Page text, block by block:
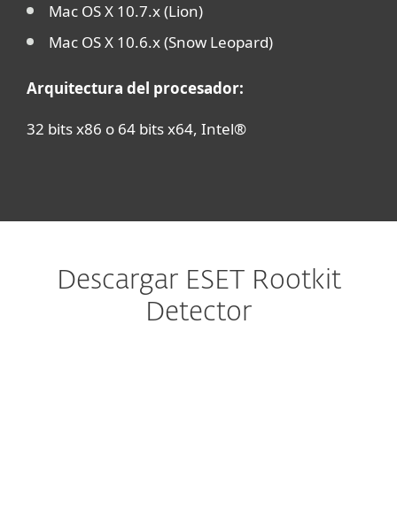
Mac OS X 10.7.x (Lion)
Mac OS X 10.6.x (Snow Leopard)
Arquitectura del procesador:
32 bits x86 o 64 bits x64, Intel®
Descargar ESET Rootkit
Detector